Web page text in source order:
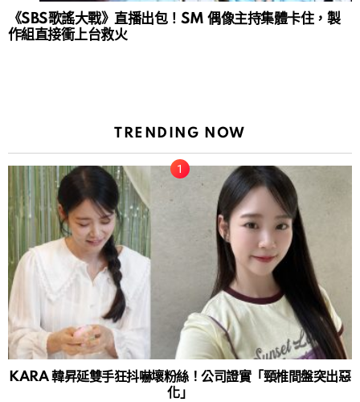
《SBS歌謠大戰》直播出包！SM 偶像主持集體卡住，製
作組直接衝上台救火
TRENDING NOW
KARA 韓昇延雙手狂抖嚇壞粉絲！公司證實「頸椎間盤突出惡
化」